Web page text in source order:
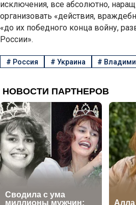
исключения, все абсолютно,
организовать «действия,
«до их победного конца войну,
России».
# Россия # Украина #